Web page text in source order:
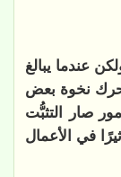
عندما يبالغ
نخوة بعض
صار التثبُّت
في الأعمال